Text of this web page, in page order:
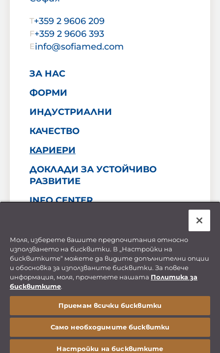
T+359 2 9606 209
F+359 2 9606 393
Einfo@sofiamed.com
ЗА НАС
ФОРМИ
ИНДУСТРИАЛНИ
КАЧЕСТВО
КАРИЕРИ
ДОКЛАДИ ЗА УСТОЙЧИВО
РАЗВИТИЕ
INFO CENTER
© Copyright Sofia Med 2026. All Rights Reserved
Декларация за поверителност на личните
данни
Политика за бисквитките
Финансови отчети
Manage Cookie Preferences
Site byAV&ic
Моля, изберете вашите предпочитания относно
използването на бисквитки. В „Настройки на
бисквитките“ можете да видите допълнителни опции
и обосновка за използваните бисквитки. За повече
информация, моля, прочетете нашата Политика за
бисквитките.
Приемам всички бисквитки
Само необходимите бисквитки
Настройки на бисквитките